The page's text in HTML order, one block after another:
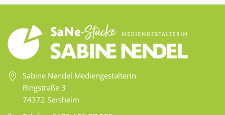
Sabine Nendel Mediengestalterin
Ringstraße 3
74372 Sersheim